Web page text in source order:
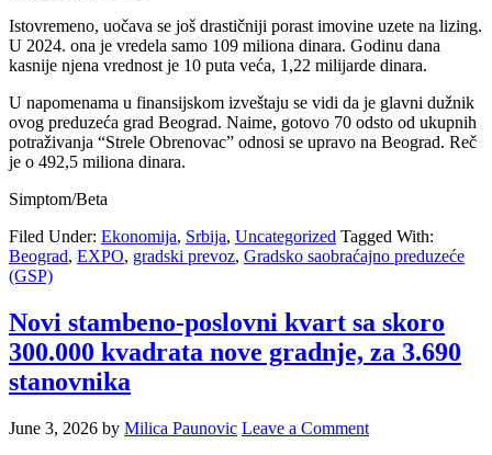
Istovremeno, uočava se još drastičniji porast imovine uzete na lizing.
U 2024. ona je vredela samo 109 miliona dinara. Godinu dana
kasnije njena vrednost je 10 puta veća, 1,22 milijarde dinara.
U napomenama u finansijskom izveštaju se vidi da je glavni dužnik
ovog preduzeća grad Beograd. Naime, gotovo 70 odsto od ukupnih
potraživanja “Strele Obrenovac” odnosi se upravo na Beograd. Reč
je o 492,5 miliona dinara.
Simptom/Beta
Filed Under: Ekonomija, Srbija, Uncategorized Tagged With:
Beograd, EXPO, gradski prevoz, Gradsko saobraćajno preduzeće
(GSP)
Novi stambeno-poslovni kvart sa skoro
300.000 kvadrata nove gradnje, za 3.690
stanovnika
June 3, 2026 by Milica Paunovic Leave a Comment